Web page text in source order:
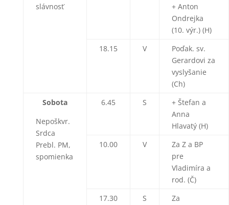
slávnosť
+ Anton
Ondrejka
(10. výr.) (H)
18.15
V
Poďak. sv.
Gerardovi za
vyslyšanie
(Ch)
Sobota
Nepoškvr.
Srdca
Prebl. PM,
spomienka
6.45 S
+ Štefan a
Anna
Hlavatý (H)
10.00
V
Za Z a BP
pre
Vladimíra a
rod. (Č)
17.30
S Za